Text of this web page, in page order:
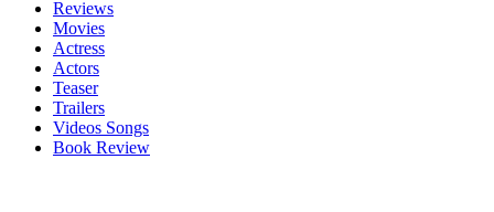
Reviews
Movies
Actress
Actors
Teaser
Trailers
Videos Songs
Book Review